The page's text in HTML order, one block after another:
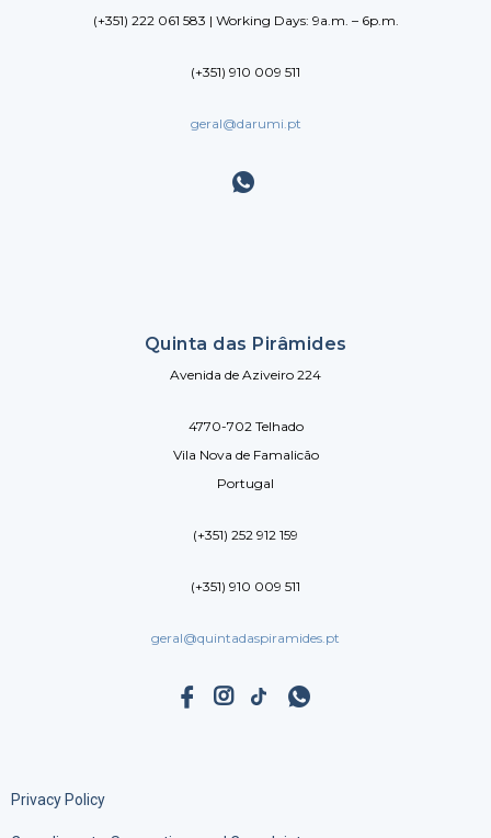
(+351) 222 061 583 | Working Days: 9a.m. – 6p.m.
(+351) 910 009 511
geral@darumi.pt
Quinta das Pirâmides
Avenida de Aziveiro 224
4770-702 Telhado
Vila Nova de Famalicão
Portugal
(+351) 252 912 159
(+351) 910 009 511
geral@quintadaspiramides.pt
Privacy Policy